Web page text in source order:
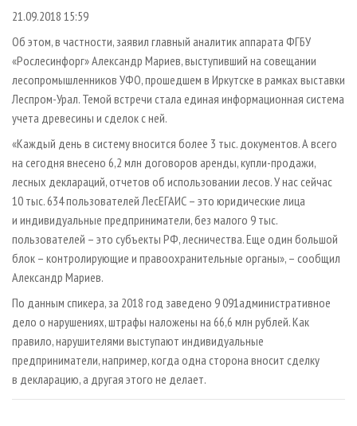
СУШКА ДРЕВЕСИНЫ
ПРОИЗВОДСТВО ДРЕВЕСНЫХ ПЛИТ
ДЕРЕВЯННОЕ ДОМОСТРОЕНИЕ
ПРОИЗВОДСТВО МЕБЕЛИ
БИОЭНЕРГЕТИКА
ЦБП
ИНСТРУМЕНТ И МАТЕРИАЛЫ
ПЕРСОНЫ
МОБИЛЬНЫЕ ВЫСТАВКИ
ОФИЦИАЛЬНЫЕ ДЕЛЕГАЦИИ
ПРИОРИТЕТНЫЕ ИНВЕСТПРОЕКТЫ
RUSSIAN FORESTRY REVIEW
ГАЗЕТА ЛЕСПРОМФОРУМ
БИБЛИОТЕКА СПЕЦИАЛИСТА
КОНТАКТЫ
РЕКЛАМА
РЕКЛАМА НА САЙТЕ
21.09.2018 15:59
Об этом, в частности, заявил главный аналитик аппарата ФГБУ
«Рослесинфорг» Александр Мариев, выступивший на совещании
лесопромышленников УФО, прошедшем в Иркутске в рамках выставки
Леспром-Урал. Темой встречи стала единая информационная система
учета древесины и сделок с ней.
«Каждый день в систему вносится более 3 тыс. документов. А всего
на сегодня внесено 6,2 млн договоров аренды, купли-продажи,
лесных деклараций, отчетов об использовании лесов. У нас сейчас
10 тыс. 634 пользователей ЛесЕГАИС – это юридические лица
и индивидуальные предприниматели, без малого 9 тыс.
пользователей – это субъекты РФ, лесничества. Еще один большой
блок – контролирующие и правоохранительные органы», – сообщил
Александр Мариев.
По данным спикера, за 2018 год заведено 9 091административное
дело о нарушениях, штрафы наложены на 66,6 млн рублей. Как
правило, нарушителями выступают индивидуальные
предприниматели, например, когда одна сторона вносит сделку
в декларацию, а другая этого не делает.